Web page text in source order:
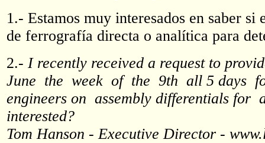
1.- Estamos muy interesados en saber
de ferrografía directa o analítica para
2.- I recently received a request to
June the week of the 9th all 5 days
engineers on assembly differentials
interested?
Tom Hanson - Executive Director -